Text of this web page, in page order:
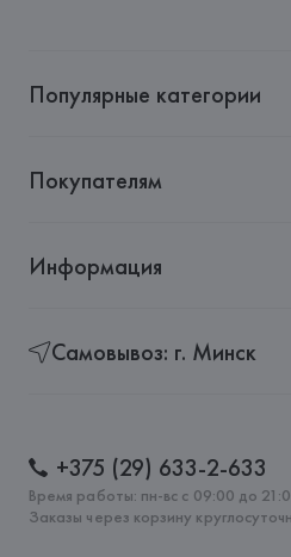
Популярные категории
Покупателям
Информация
Самовывоз: г. Минск
+375 (29) 633-2-633
Время работы: пн-вс с 09:00 до
Заказы через корзину